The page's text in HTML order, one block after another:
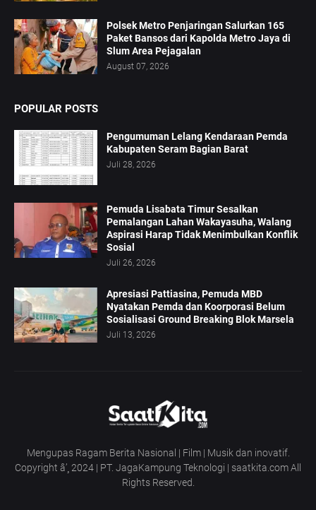
Polsek Metro Penjaringan Salurkan 165
Paket Bansos dari Kapolda Metro Jaya di
Slum Area Pejagalan
August 07, 2026
POPULAR POSTS
Pengumuman Lelang Kendaraan Pemda
Kabupaten Seram Bagian Barat
Juli 28, 2026
Pemuda Lisabata Timur Sesalkan
Pemalangan Lahan Wakayasuha, Walang
Aspirasi Harap Tidak Menimbulkan Konflik
Sosial
Juli 26, 2026
Apresiasi Pattiasina, Pemuda MBD
Nyatakan Pemda dan Koorporasi Belum
Sosialisasi Ground Breaking Blok Marsela
Juli 13, 2026
Mengupas Ragam Berita Nasional | Film | Musik dan inovatif.
Copyright â’¸ 2024 | PT. JagaKampung Teknologi | saatkita.com All
Rights Reserved.